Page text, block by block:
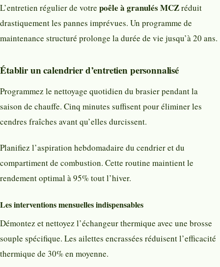
L’entretien régulier de votre poêle à granulés MCZréduit
drastiquement les pannes imprévues. Un programme de
maintenance structuré prolonge la durée de vie jusqu’à 20 ans.
Établir un calendrier d’entretien personnalisé
Programmez le nettoyage quotidien du brasier pendant la
saison de chauffe. Cinq minutes suffisent pour éliminer les
cendres fraîches avant qu’elles durcissent.
Planifiez l’aspiration hebdomadaire du cendrier et du
compartiment de combustion. Cette routine maintient le
rendement optimal à 95% tout l’hiver.
Les interventions mensuelles indispensables
Démontez et nettoyez l’échangeur thermique avec une brosse
souple spécifique. Les ailettes encrassées réduisent l’efficacité
thermique de 30% en moyenne.